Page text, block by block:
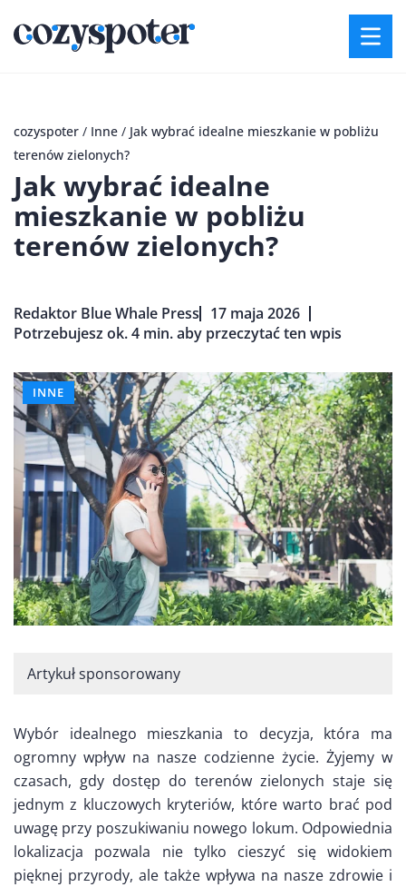
cozyspoter / Inne / Jak wybrać idealne mieszkanie w pobliżu
terenów zielonych?
Jak wybrać idealne
mieszkanie w pobliżu
terenów zielonych?
Redaktor Blue Whale Press
17 maja 2026
Potrzebujesz ok. 4 min. aby przeczytać ten wpis
INNE
Artykuł sponsorowany
Wybór idealnego mieszkania to decyzja, która ma
ogromny wpływ na nasze codzienne życie. Żyjemy w
czasach, gdy dostęp do terenów zielonych staje się
jednym z kluczowych kryteriów, które warto brać pod
uwagę przy poszukiwaniu nowego lokum. Odpowiednia
lokalizacja pozwala nie tylko cieszyć się widokiem
pięknej przyrody, ale także wpływa na nasze zdrowie i